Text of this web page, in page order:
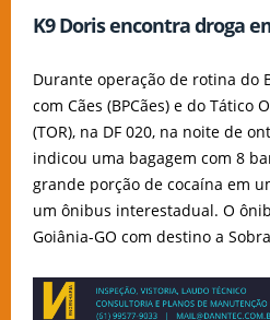
K9 Doris encontra droga
Durante operação de rotina do
com Cães (BPCães) e do Tático
(TOR), na DF 020, na noite de
indicou uma bagagem com 8
grande porção de cocaína em
um ônibus interestadual. O
Goiânia-GO com destino a